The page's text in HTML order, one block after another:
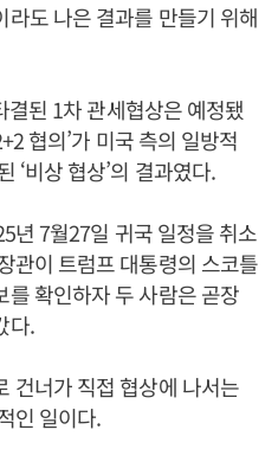
라도 나은 결과를 만들기 위해
된 1차 관세협상은 예정됐
협의’가 미국 측의 일방적
‘비상 협상’의 결과였다.
년 7월27일 귀국 일정을 취소
관이 트럼프 대통령의 스코틀
확인하자 두 사람은 곧장
다.
건너가 직접 협상에 나서는
인 일이다.